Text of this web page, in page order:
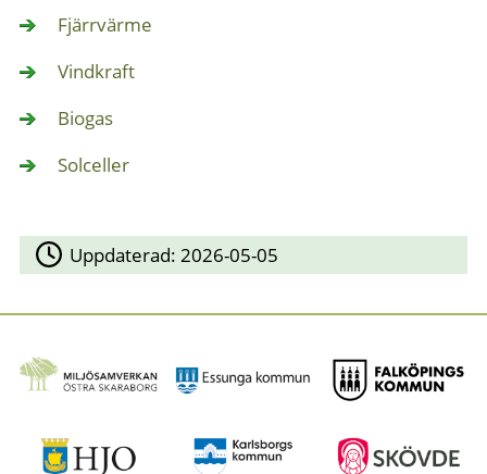
Fjärrvärme
Vindkraft
Biogas
Solceller
Uppdaterad:2026-05-05